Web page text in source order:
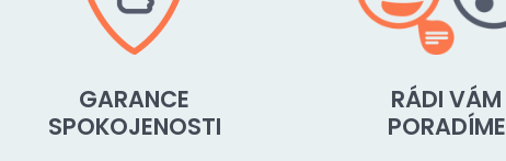
GARANCE
SPOKOJENOSTI
RÁDI VÁM
PORADÍME